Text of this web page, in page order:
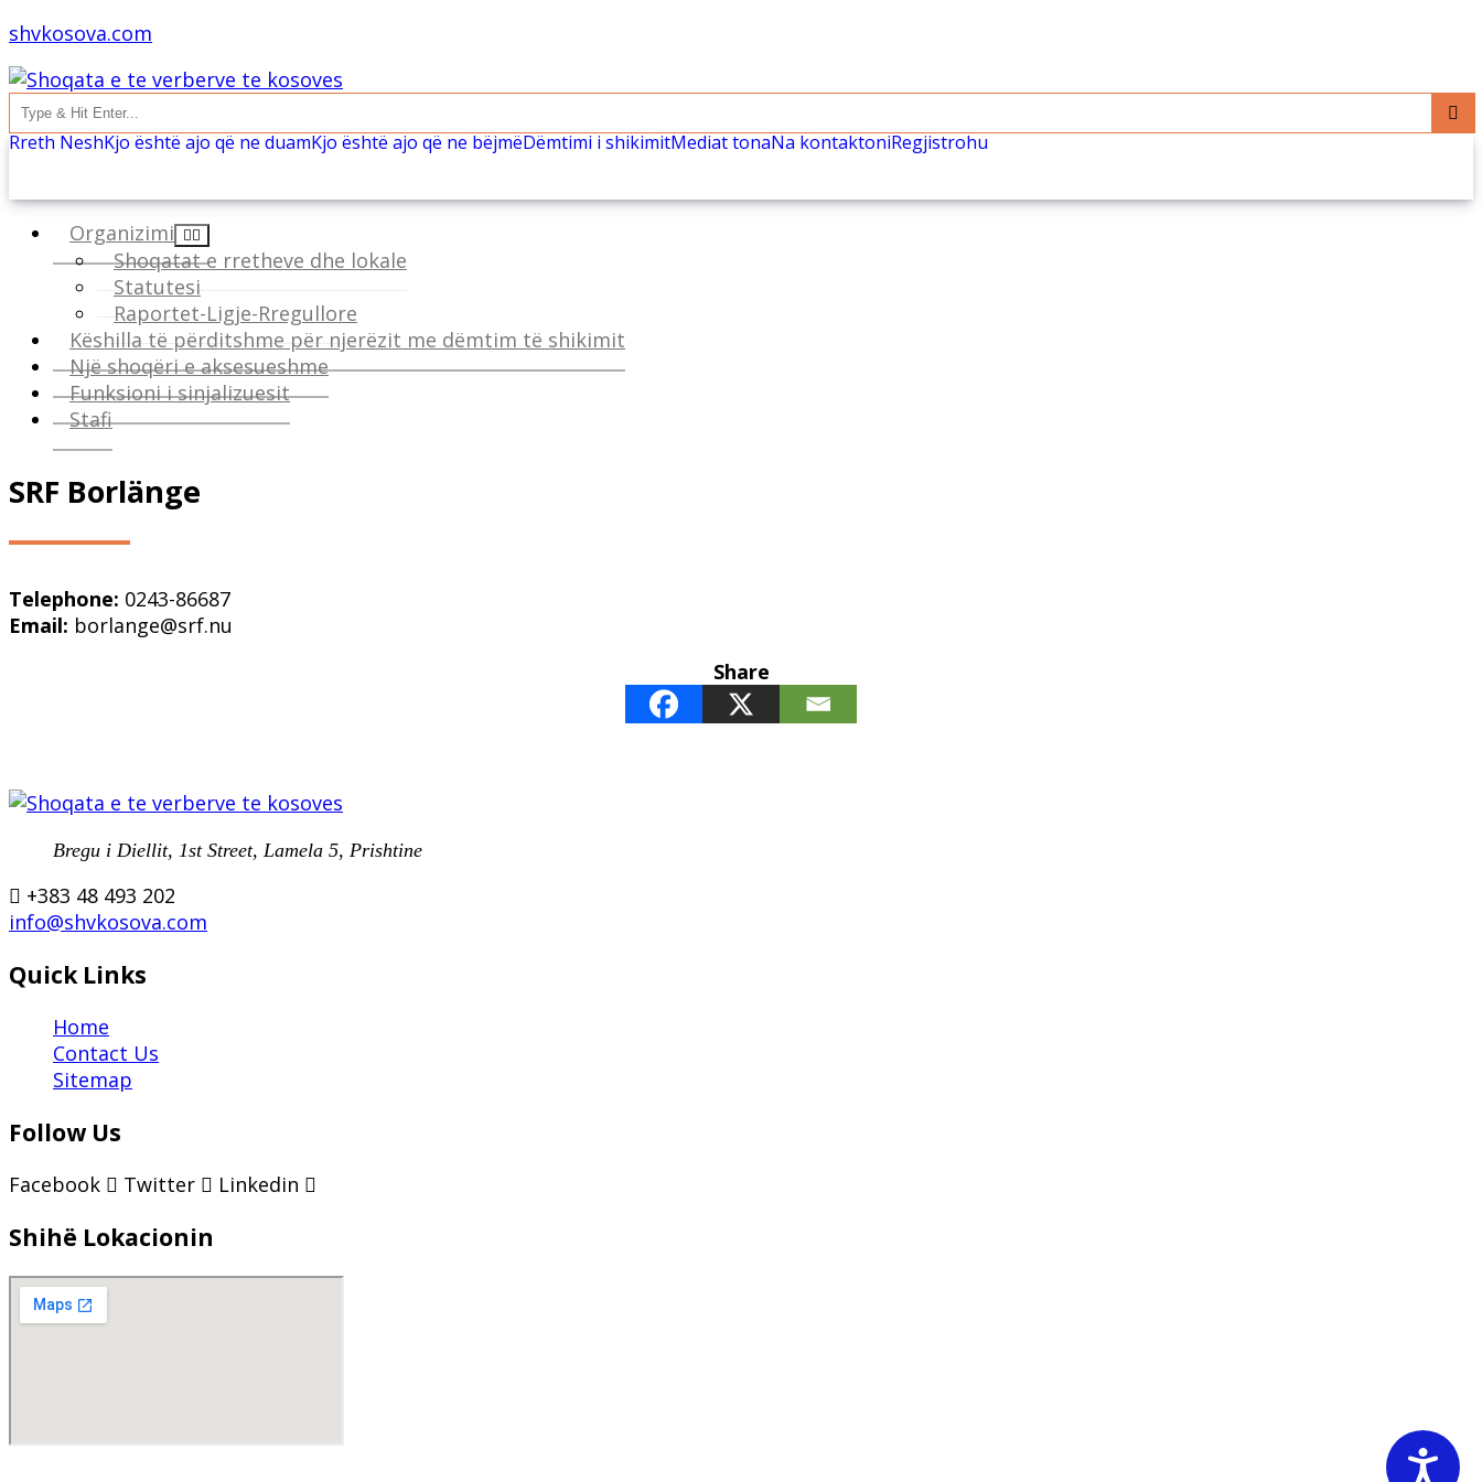
shvkosova.com
Rreth NeshKjo është ajo që ne duamKjo është ajo që ne bëjmëDëmtimi i shikimitMediat tonaNa kontaktoniRegjistrohu
Organizimi
Shoqatat e rretheve dhe lokale
Statutesi
Raportet-Ligje-Rregullore
Këshilla të përditshme për njerëzit me dëmtim të shikimit
Një shoqëri e aksesueshme
Funksioni i sinjalizuesit
Stafi
SRF Borlänge
Telephone: 0243-86687
Email: borlange@srf.nu
Share
Bregu i Diellit, 1st Street, Lamela 5, Prishtine
+383 48 493 202
info@shvkosova.com
Quick Links
Home
Contact Us
Sitemap
Follow Us
Facebook Twitter Linkedin
Shihë Lokacionin